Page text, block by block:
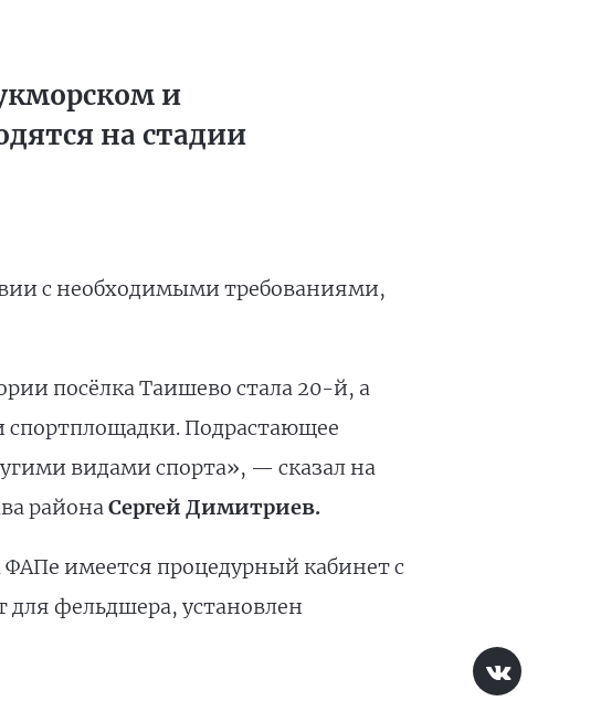
и
на стадии
с необходимыми требованиями,
посёлка Таишево стала 20-й, а
Подрастающее
видами спорта», — сказал на
районаСергей Димитриев.
имеется процедурный кабинет с
фельдшера, установлен